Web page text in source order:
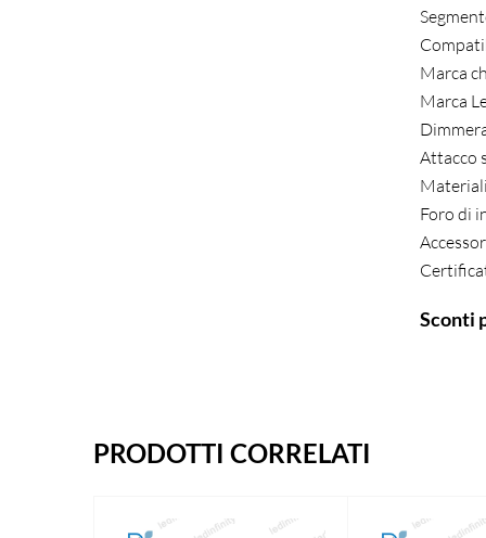
Marca
Marca
Attacco
Foro di
Sconti
PRODOTTI CORRELATI